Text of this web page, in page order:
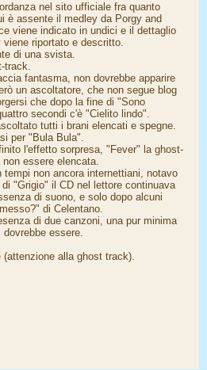
nel sito ufficiale fra quanto
è assente il medley da Porgy and
viene indicato in undici e il dettaglio
riportato e descritto.
di una svista.
track.
fantasma, non dovrebbe apparire
un ascoltatore, che non segue blog
che dopo la fine di "Sono
secondi c'è "Cielito lindo".
tutti i brani elencati e spegne.
per "Bula Bula".
l'effetto sorpresa, "Fever" la ghost-
essere elencata.
tempi non ancora internettiani, notavo
"Grigio" il CD nel lettore continuava
di suono, e solo dopo alcuni
di Celentano.
di due canzoni, una pur minima
essere.
alla ghost track).